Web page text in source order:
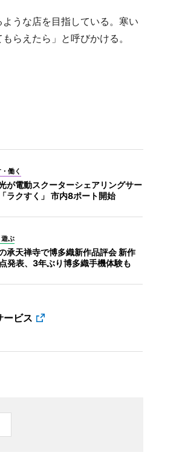
うな店を目指している。寒い
らえたら」と呼びかける。
働く
が電動スクーターシェアリングサー
ラクすく」 市内8ポート開始
遊ぶ
承天禅寺で博多織新作品評会 新作
発表、3年ぶり博多織手機体験も
ービス